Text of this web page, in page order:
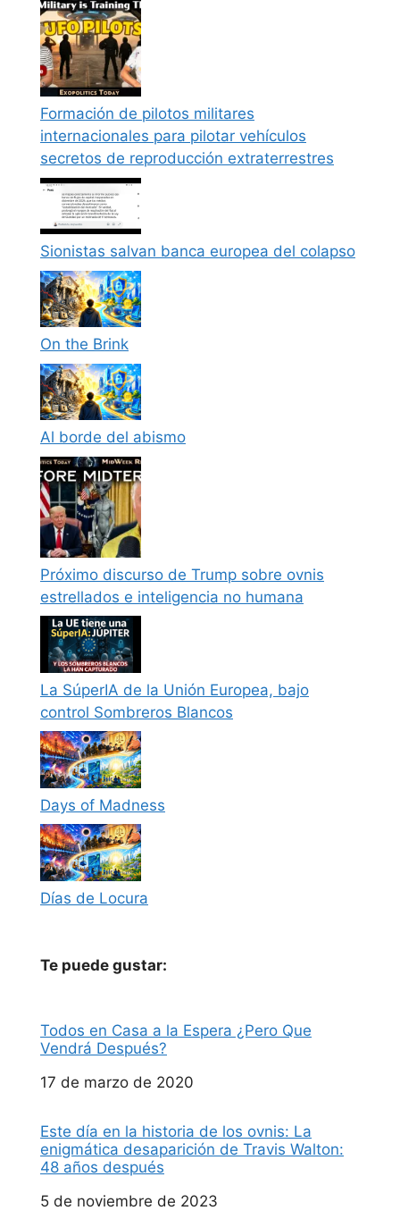
Formación de pilotos militares
internacionales para pilotar vehículos
secretos de reproducción extraterrestres
Sionistas salvan banca europea del colapso
On the Brink
Al borde del abismo
Próximo discurso de Trump sobre ovnis
estrellados e inteligencia no humana
La SúperIA de la Unión Europea, bajo
control Sombreros Blancos
Days of Madness
Días de Locura
Te puede gustar:
Todos en Casa a la Espera ¿Pero Que
Vendrá Después?
Fecha
17 de marzo de 2020
Este día en la historia de los ovnis: La
enigmática desaparición de Travis Walton:
48 años después
Fecha
5 de noviembre de 2023